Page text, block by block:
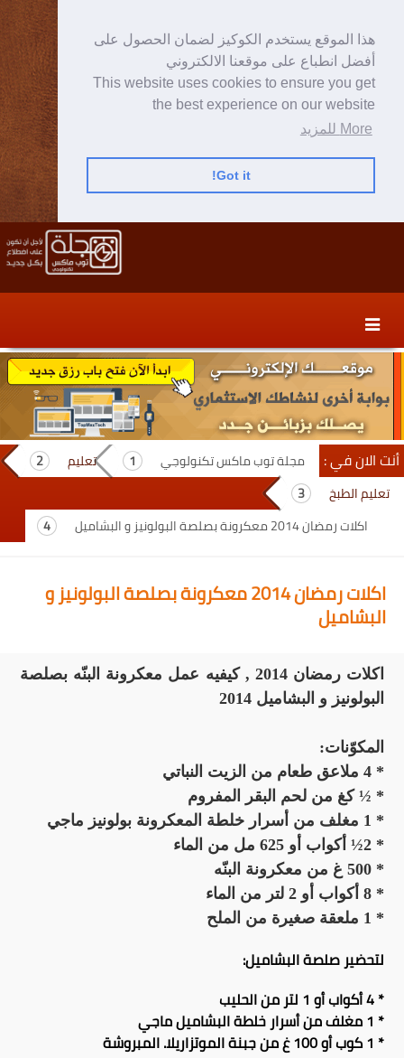
هذا الموقع يستخدم الكوكيز لضمان الحصول على
أفضل انطباع على موقعنا الالكتروني
This website uses cookies to ensure you get
the best experience on our website
More للمزيد
Got it!
content
secondary
content
أنت الان في : مجلة توب ماكس تكنولوجي
تعليم
تعليم الطبخ
اكلات رمضان 2014 معكرونة بصلصة البولونيز و البشاميل
اكلات رمضان 2014 معكرونة بصلصة البولونيز و
البشاميل
اكلات رمضان 2014 , كيفيه عمل معكرونة البنّه بصلصة
البولونيز و البشاميل 2014
المكوّنات:
* 4 ملاعق طعام من الزيت النباتي
* ½ كغ من لحم البقر المفروم
* 1 مغلف من أسرار خلطة المعكرونة بولونيز ماجي
* 2½ أكواب أو 625 مل من الماء
* 500 غ من معكرونة البنّه
* 8 أكواب أو 2 لتر من الماء
* 1 ملعقة صغيرة من الملح
لتحضير صلصة البشاميل:
* 4 أكواب أو 1 لتر من الحليب
* 1 مغلف من أسرار خلطة البشاميل ماجي
* 1 كوب أو 100 غ من جبنة الموتزاريلا. المبروشة